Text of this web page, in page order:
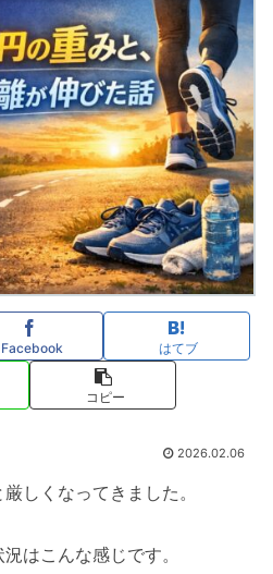
Facebook はてブ
コピー
2026.02.06
しくなってきました。
はこんな感じです。